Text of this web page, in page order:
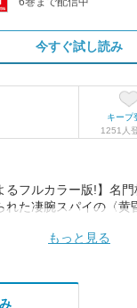
今すぐ試し読み
キープ
1251人
るフルカラー版!】名
れた凄腕スパイの〈黄
もっと見る